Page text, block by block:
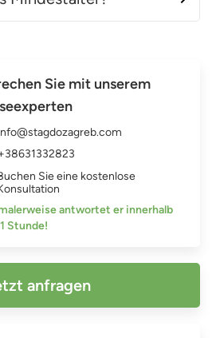
Sie mit unserem
Sie eine kostenlose
antwortet er innerhalb
Stunde!
anfragen